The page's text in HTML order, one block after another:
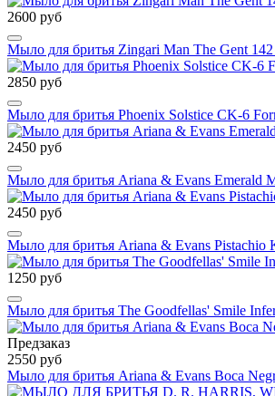
2600 руб
Мыло для бритья Zingari Man The Gent
2850 руб
Мыло для бритья Phoenix Solstice CK-6
2450 руб
Мыло для бритья Ariana & Evans Emerald
2450 руб
Мыло для бритья Ariana & Evans Pistachio
1250 руб
Мыло для бритья The Goodfellas' Smile
Предзаказ
2550 руб
Мыло для бритья Ariana & Evans Boca